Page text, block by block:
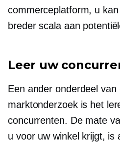
commerceplatform, u
breder scala aan
Leer uw
Een ander onderdeel van
marktonderzoek is het
concurrenten. De mate
u voor uw winkel krijgt, is